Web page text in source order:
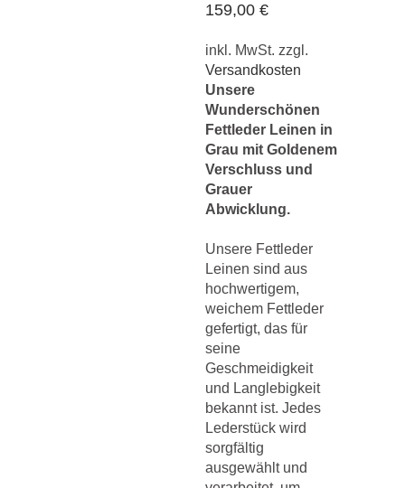
159,00 €
inkl. MwSt. zzgl.
Versandkosten
Unsere
Wunderschönen
Fettleder Leinen in
Grau mit Goldenem
Verschluss und
Grauer
Abwicklung.
Unsere Fettleder
Leinen sind aus
hochwertigem,
weichem Fettleder
gefertigt, das für
seine
Geschmeidigkeit
und Langlebigkeit
bekannt ist. Jedes
Lederstück wird
sorgfältig
ausgewählt und